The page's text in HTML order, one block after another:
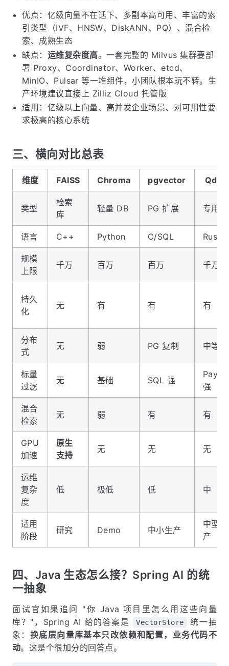
优点：亿级向量不在话下、多副本高可用、丰富的索
引类型（IVF、HNSW、DiskANN、PQ）、混合检
索、成熟生态
缺点： 运维复杂度高。一套完整的 Milvus 集群要部
署 Proxy、Coordinator、Worker、etcd、
MinIO、Pulsar 等一堆组件，小团队根本玩不转。生
产环境建议直接上 Zilliz Cloud 托管版
适用：亿级以上向量、高并发企业场景、对可用性要
求极高的核心系统
三、横向对比总表
维度 FAISS Chroma pgvector
类型
检索
库
轻量 DB PG 扩展 专用
语言 C++ Python C/SQL Rust
规模
上限
千万 百万 百万 千万
持久
化
无 有 有 有
分布
式
无 弱 PG 复制 中等
标量
过滤
无 基础 SQL 强
强
混合
检索
无 弱 有 有
GPU
加速
原生
支持
无 无 无
运维
复杂
度
低 极低 低 中
适用
阶段
研究 Demo 中小生产
中型生
产
四、Java 生态怎么接？Spring AI 的统
一抽象
面试官如果追问 "你 Java 项目里怎么用这些向量
库？"，Spring AI 给的答案是
VectorStore
统一抽
象： 换底层向量库基本只改依赖和配置，业务代码不
动。这是个很加分的回答点。